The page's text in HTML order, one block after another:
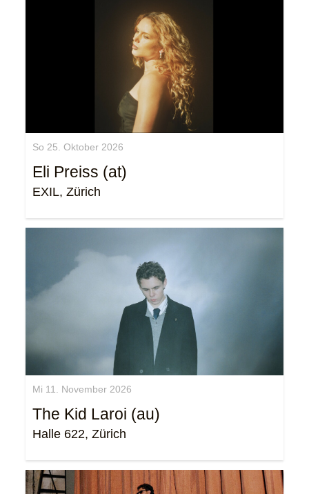
So 25. Oktober 2026
Eli Preiss (at)
EXIL, Zürich
Mi 11. November 2026
The Kid Laroi (au)
Halle 622, Zürich